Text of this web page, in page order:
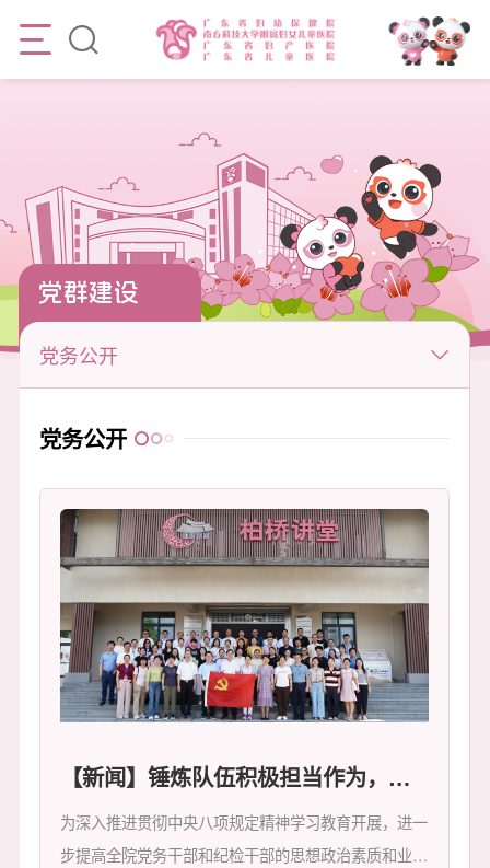
党务公开
党群建设
党务公开
【新闻】锤炼队伍积极担当作为，转变作风助力高质量发展——我院顺利举办2025年党务干部和纪检干部培训班
为深入推进贯彻中央八项规定精神学习教育开展，进一
步提高全院党务干部和纪检干部的思想政治素质和业务